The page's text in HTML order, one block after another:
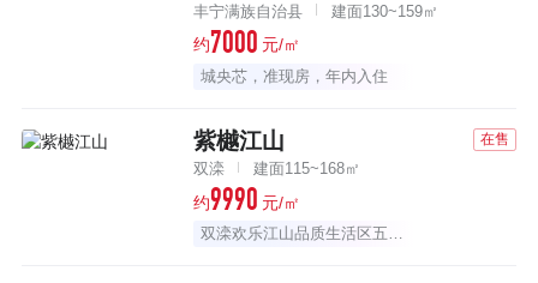
丰宁满族自治县 建面130~159㎡
约7000 元/㎡
城央芯，准现房，年内入住
紫樾江山 在售
双滦 建面115~168㎡
约9990 元/㎡
双滦欢乐江山品质生活区五期新品